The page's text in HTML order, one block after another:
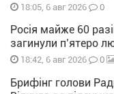
18:05, 6 авг 2026 0
Росія майже 60
загинули п’ятеро
18:42, 6 авг 2026 0
Брифінг голови